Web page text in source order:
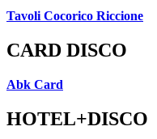
Tavoli Cocorico Riccione
CARD DISCO
Abk Card
HOTEL+DISCO